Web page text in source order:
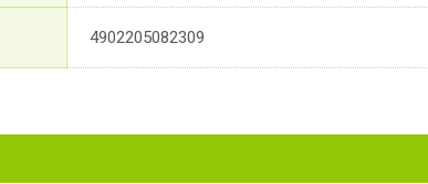
4902205082309